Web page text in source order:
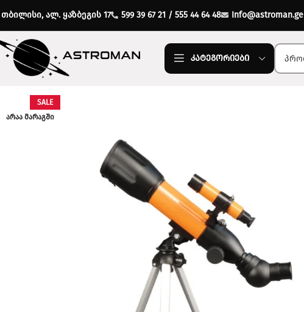
თბილისი, ალ. ყაზბეგის 17 599 39 67 21 / 555 44 64 48 Info@astroman.ge
ᲙᲐᲢᲔᲒᲝᲠᲘᲔᲑᲘ
SALE
ᲐᲠᲐᲐ ᲛᲐᲠᲐᲒᲨᲘ